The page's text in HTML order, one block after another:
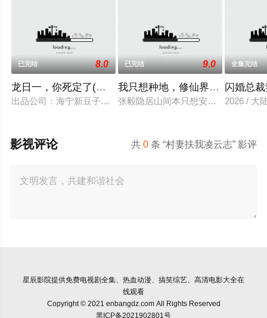
已完结 8.0
龙日一，你死定了(短剧)
出品公司：海宁新豆子影视传媒有限公司、北京九和龙胜文化
已完结 9.0
我只想种地，修仙界却奉我为神
张毅隐居山间本只想安静度日，直到
全集完结
闪婚总
2026 / 大
共0 条 “村妻扶我凌云志” 影评
影视评论
星辰影院提供免费电视剧全集、热血动漫、搞笑综艺、高清电影大全在
线观看
Copyright © 2021 enbangdz.com All Rights Reserved
黑ICP备2021902801号